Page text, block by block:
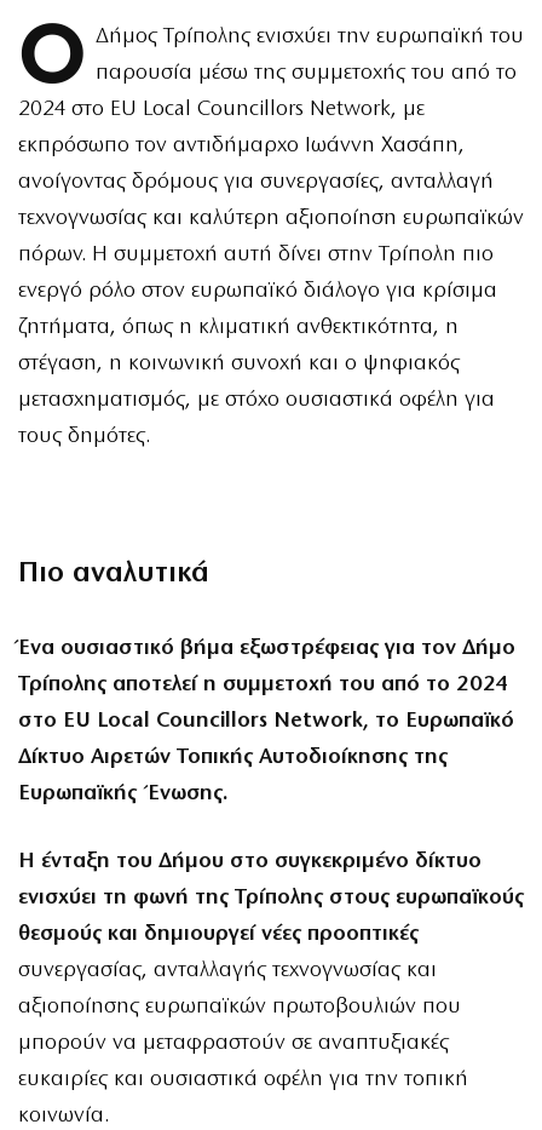
Ο Δήμος Τρίπολης ενισχύει την ευρωπαϊκή του
παρουσία μέσω της συμμετοχής του από το
2024 στο EU Local Councillors Network, με
εκπρόσωπο τον αντιδήμαρχο Ιωάννη Χασάπη,
ανοίγοντας δρόμους για συνεργασίες, ανταλλαγή
τεχνογνωσίας και καλύτερη αξιοποίηση ευρωπαϊκών
πόρων. Η συμμετοχή αυτή δίνει στην Τρίπολη πιο
ενεργό ρόλο στον ευρωπαϊκό διάλογο για κρίσιμα
ζητήματα, όπως η κλιματική ανθεκτικότητα, η
στέγαση, η κοινωνική συνοχή και ο ψηφιακός
μετασχηματισμός, με στόχο ουσιαστικά οφέλη για
τους δημότες.
Πιο αναλυτικά
Ένα ουσιαστικό βήμα εξωστρέφειας για τον Δήμο
Τρίπολης αποτελεί η συμμετοχή του από το 2024
στο EU Local Councillors Network, το Ευρωπαϊκό
Δίκτυο Αιρετών Τοπικής Αυτοδιοίκησης της
Ευρωπαϊκής Ένωσης.
Η ένταξη του Δήμου στο συγκεκριμένο δίκτυο
ενισχύει τη φωνή της Τρίπολης στους ευρωπαϊκούς
θεσμούς και δημιουργεί νέες προοπτικές
συνεργασίας, ανταλλαγής τεχνογνωσίας και
αξιοποίησης ευρωπαϊκών πρωτοβουλιών που
μπορούν να μεταφραστούν σε αναπτυξιακές
ευκαιρίες και ουσιαστικά οφέλη για την τοπική
κοινωνία.